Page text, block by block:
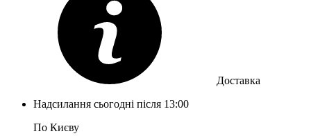
Доставка
Надсилання сьогодні після 13:00
По Києву